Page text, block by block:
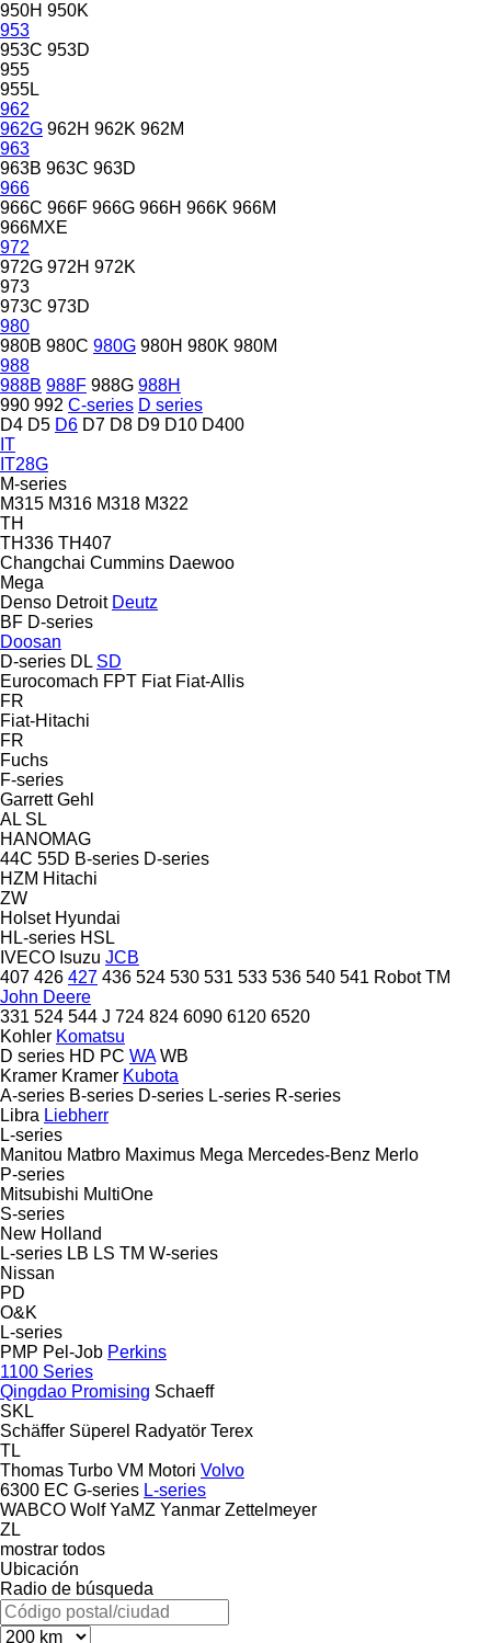
950H 950K
953
953C 953D
955
955L
962
962G 962H 962K 962M
963
963B 963C 963D
966
966C 966F 966G 966H 966K 966M
966MXE
972
972G 972H 972K
973
973C 973D
980
980B 980C 980G 980H 980K 980M
988
988B 988F 988G 988H
990 992 C-series D series
D4 D5 D6 D7 D8 D9 D10 D400
IT
IT28G
M-series
M315 M316 M318 M322
TH
TH336 TH407
Changchai Cummins Daewoo
Mega
Denso Detroit Deutz
BF D-series
Doosan
D-series DL SD
Eurocomach FPT Fiat Fiat-Allis
FR
Fiat-Hitachi
FR
Fuchs
F-series
Garrett Gehl
AL SL
HANOMAG
44C 55D B-series D-series
HZM Hitachi
ZW
Holset Hyundai
HL-series HSL
IVECO Isuzu JCB
407 426 427 436 524 530 531 533 536 540 541 Robot TM
John Deere
331 524 544 J 724 824 6090 6120 6520
Kohler Komatsu
D series HD PC WA WB
Kramer Kramer Kubota
A-series B-series D-series L-series R-series
Libra Liebherr
L-series
Manitou Matbro Maximus Mega Mercedes-Benz Merlo
P-series
Mitsubishi MultiOne
S-series
New Holland
L-series LB LS TM W-series
Nissan
PD
O&K
L-series
PMP Pel-Job Perkins
1100 Series
Qingdao Promising Schaeff
SKL
Schäffer Süperel Radyatör Terex
TL
Thomas Turbo VM Motori Volvo
6300 EC G-series L-series
WABCO Wolf YaMZ Yanmar Zettelmeyer
ZL
mostrar todos
Ubicación
Radio de búsqueda